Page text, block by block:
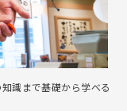
識まで基礎から学べる